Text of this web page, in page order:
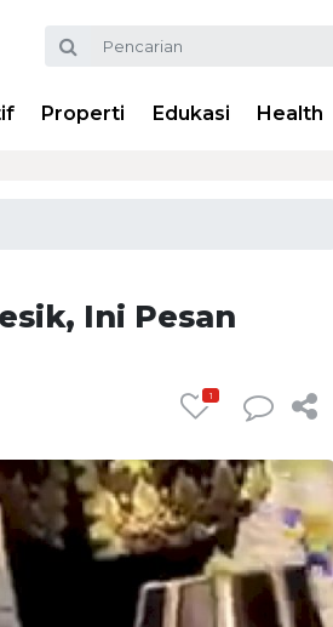
Properti Edukasi Health
Ini Pesan
1